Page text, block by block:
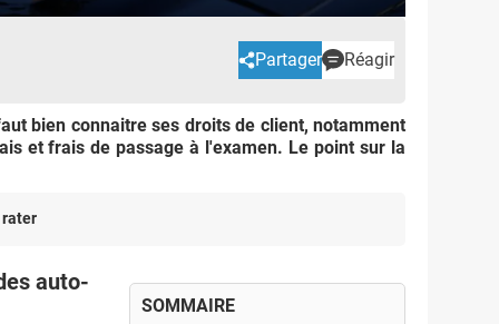
Partager Réagir
bien connaitre ses droits de client, notamment
et frais de passage à l'examen. Le point sur la
rater
SOMMAIRE
auto-